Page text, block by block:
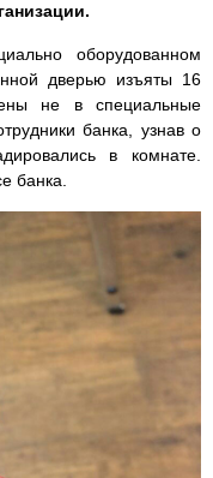
оборудованном
дверью изъяты 16
не в специальные
банка, узнав о
в комнате.
банка.